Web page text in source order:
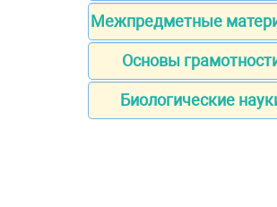
Межпредметные
Основы
Биологические